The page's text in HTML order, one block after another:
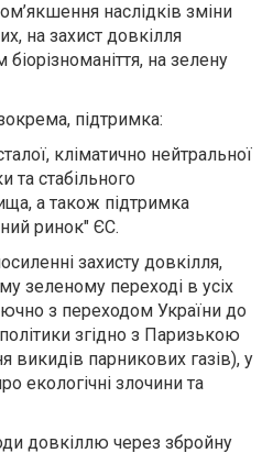
наслідків зміни
на захист довкілля
на зелену
підтримка:
кліматично нейтральної
та стабільного
а також підтримка
ринок" ЄС.
захисту довкілля,
зеленому переході в усіх
з переходом України до
згідно з Паризькою
парникових газів), у
екологічні злочини та
довкіллю через збройну